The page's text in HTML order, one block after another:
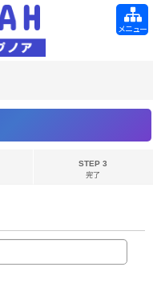
メニュー
STEP 3
完了